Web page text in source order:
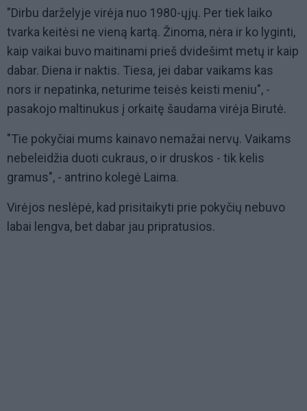
"Dirbu darželyje virėja nuo 1980-ųjų. Per tiek laiko
tvarka keitėsi ne vieną kartą. Žinoma, nėra ir ko lyginti,
kaip vaikai buvo maitinami prieš dvidešimt metų ir kaip
dabar. Diena ir naktis. Tiesa, jei dabar vaikams kas
nors ir nepatinka, neturime teisės keisti meniu", -
pasakojo maltinukus į orkaitę šaudama virėja Birutė.
"Tie pokyčiai mums kainavo nemažai nervų. Vaikams
nebeleidžia duoti cukraus, o ir druskos - tik kelis
gramus", - antrino kolegė Laima.
Virėjos neslėpė, kad prisitaikyti prie pokyčių nebuvo
labai lengva, bet dabar jau pripratusios.